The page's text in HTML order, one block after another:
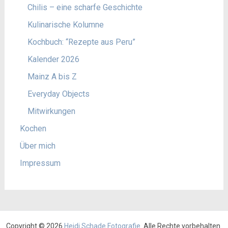
Chilis – eine scharfe Geschichte
Kulinarische Kolumne
Kochbuch: “Rezepte aus Peru”
Kalender 2026
Mainz A bis Z
Everyday Objects
Mitwirkungen
Kochen
Über mich
Impressum
Copyright © 2026 Heidi Schade Fotografie . Alle Rechte vorbehalten.